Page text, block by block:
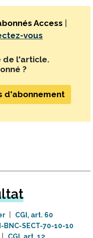
Access |
vous
de l'article.
?
d'abonnement
CGI, art. 60
BNC-SECT-70-10-10